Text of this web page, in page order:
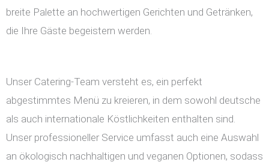
breite Palette an hochwertigen Gerichten und Getränken,
die Ihre Gäste begeistern werden.
Unser Catering-Team versteht es, ein perfekt
abgestimmtes Menü zu kreieren, in dem sowohl deutsche
als auch internationale Köstlichkeiten enthalten sind.
Unser professioneller Service umfasst auch eine Auswahl
an ökologisch nachhaltigen und veganen Optionen, sodass